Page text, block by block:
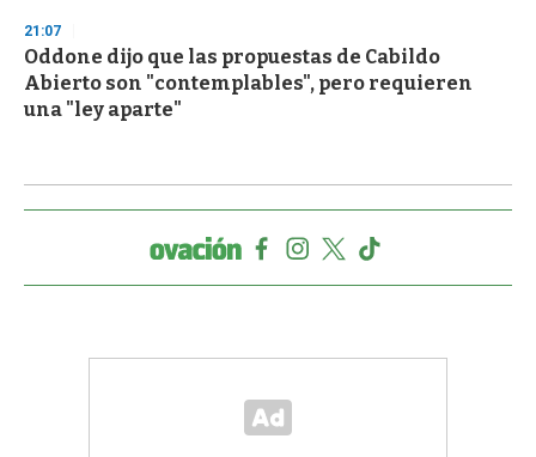
21:07
Oddone dijo que las propuestas de Cabildo
Abierto son "contemplables", pero requieren
una "ley aparte"